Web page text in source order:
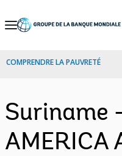
Skip
Navigation
COMPRENDRE LA PAUVRETÉ
Suriname
AMERICA